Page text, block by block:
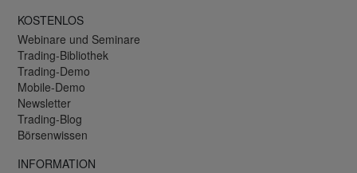
KOSTENLOS
Webinare und Seminare
Trading-Bibliothek
Trading-Demo
Mobile-Demo
Newsletter
Trading-Blog
Börsenwissen
INFORMATION